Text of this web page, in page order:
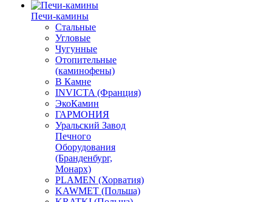
Печи-камины
Стальные
Угловые
Чугунные
Отопительные
(каминофены)
В Камне
INVICTA (Франция)
ЭкоКамин
ГАРМОНИЯ
Уральский Завод
Печного
Оборудования
(Бранденбург,
Монарх)
PLAMEN (Хорватия)
KAWMET (Польша)